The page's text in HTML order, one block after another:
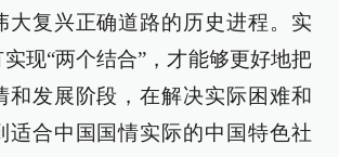
大复兴正确道路的历史进程。实
现“两个结合”，才能够更好地把
和发展阶段，在解决实际困难和
适合中国国情实际的中国特色社